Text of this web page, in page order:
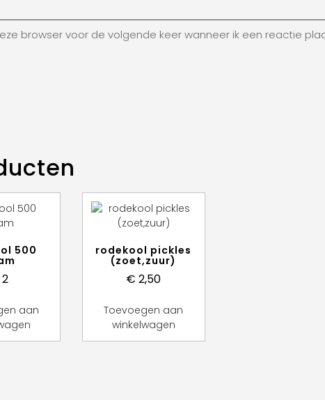
browser voor de volgende keer wanneer ik een reactie
500
2
aan
rodekool pickles
(zoet,zuur)
€ 2,50
Toevoegen aan
winkelwagen